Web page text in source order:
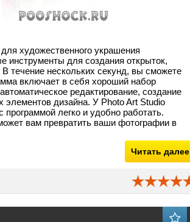
художественного украшения
инструменты для создания открыток,
течение нескольких секунд, вы сможете
включает в себя хороший набор
редактирование, создание
дизайна. У Photo Art Studio
легко и удобно работать.
вам превратить ваши фотографии в
Читать далее